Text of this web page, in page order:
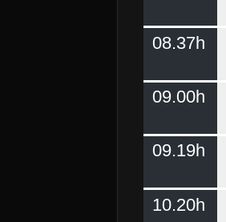
08.37h
09.00h
09.19h
10.20h